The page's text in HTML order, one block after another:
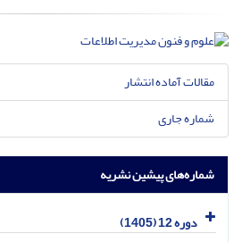
مقالات آماده انتشار
شماره جاری
شماره‌های پیشین نشریه
دوره 12 (1405)